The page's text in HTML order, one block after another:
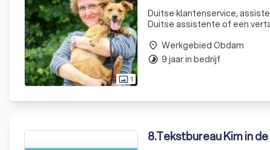
photo_size_select_actual 1
Duitse klantenservice,
Duitse assistente of een vertaler Nederlands-Duits?
place Werkgebied Obdam
timelapse 9 jaar in bedrijf
8.Tekstbureau Kim in